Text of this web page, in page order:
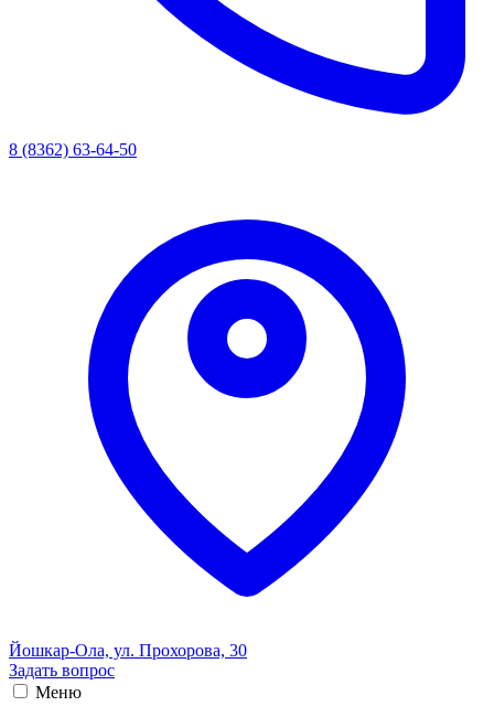
8 (8362) 63-64-50
Йошкар-Ола, ул. Прохорова, 30
Задать вопрос
Меню